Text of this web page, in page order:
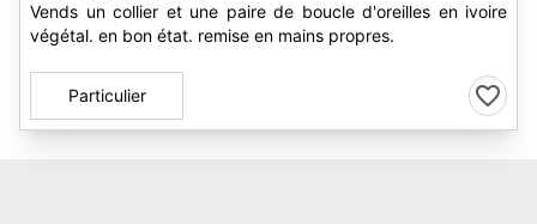
Vends un collier et une paire de boucle d'oreilles en ivoire
végétal. en bon état. remise en mains propres.
Particulier